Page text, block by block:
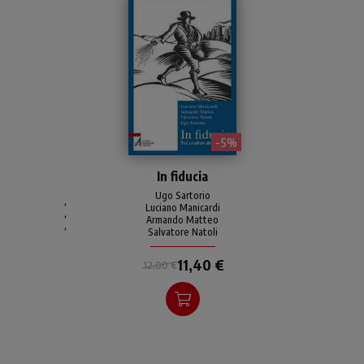
- 5%
vista diversi sul tema della
fede.
In fiducia
Ugo Sartorio
,
Luciano Manicardi
,
Armando Matteo
,
Salvatore Natoli
12,00 €11,40 €